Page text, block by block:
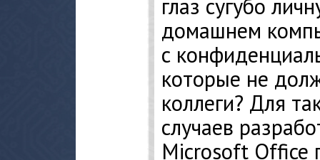
глаз сугубо
домашнем
с
которые не
коллеги? Для
случаев
Microsoft Office